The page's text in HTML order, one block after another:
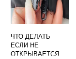
ЧТО ДЕЛАТЬ
ЕСЛИ НЕ
ОТКРЫВАЕТСЯ